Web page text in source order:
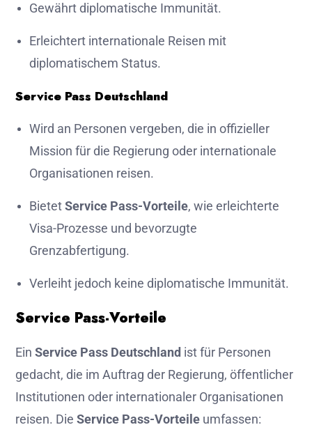
Gewährt diplomatische Immunität.
Erleichtert internationale Reisen mit
diplomatischem Status.
Service Pass Deutschland
Wird an Personen vergeben, die in offizieller
Mission für die Regierung oder internationale
Organisationen reisen.
BietetService Pass-Vorteile, wie erleichterte
Visa-Prozesse und bevorzugte
Grenzabfertigung.
Verleiht jedoch keine diplomatische Immunität.
Service Pass-Vorteile
Ein Service Pass Deutschland ist für Personen
gedacht, die im Auftrag der Regierung, öffentlicher
Institutionen oder internationaler Organisationen
reisen. Die Service Pass-Vorteile umfassen: